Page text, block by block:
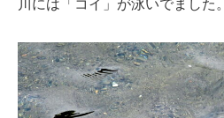
川には「コイ」が泳いでました。